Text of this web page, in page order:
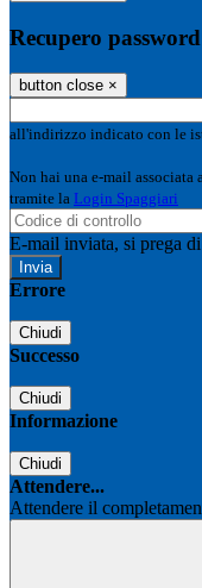
Recupero password
button close ×
all'indirizzo indicato con le
Non hai una e-mail associata
tramite la Login Spaggiari
E-mail inviata, si prega
Errore
Chiudi
Successo
Chiudi
Informazione
Chiudi
Attendere...
Attendere il